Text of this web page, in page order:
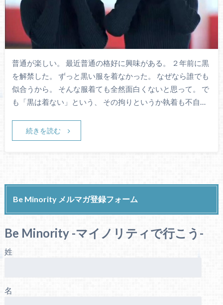
普通が楽しい。 最近普通の格好に興味がある。 ２年前に黒
を解禁した。 ずっと黒い服を着なかった。 なぜなら誰でも
似合うから。 そんな服着ても全然面白くないと思って。 で
も「黒は着ない」という、 その拘りというか執着も不自…
続きを読む
Be Minority メルマガ登録フォーム
Be Minority -マイノリティで行こう-
姓
名